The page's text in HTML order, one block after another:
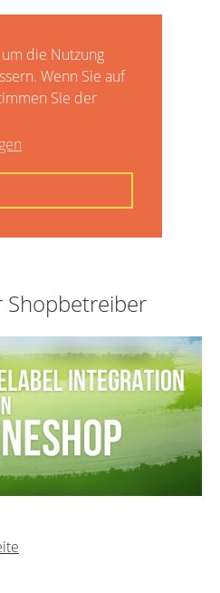
die Nutzung
Wenn Sie auf
Sie der